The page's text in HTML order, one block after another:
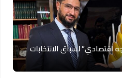
اقتصادي” لسباق الانتخابات